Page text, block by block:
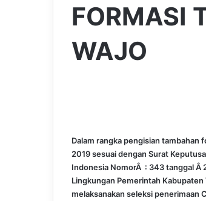
FORMASI
WAJO
Dalam rangka pengisian tambahan
2019 sesuai dengan Surat
Indonesia NomorÂ : 343 tanggal Â
Lingkungan Pemerintah Kabupaten
melaksanakan seleksi penerimaan